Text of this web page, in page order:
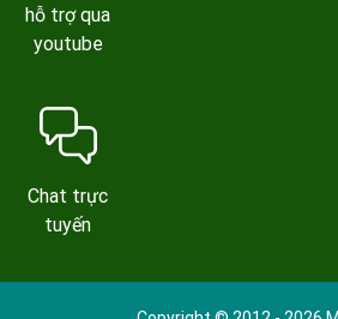
hỗ trợ qua
youtube
Chat trực
tuyến